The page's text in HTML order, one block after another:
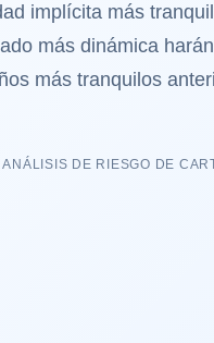
implícita más
más dinámica
más tranquilos
DE RIESGO DE